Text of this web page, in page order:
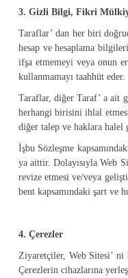
3. Gizli Bilgi, Fikri
Taraflar’ dan her biri
hesap ve hesaplama
ifşa etmemeyi veya onun
kullanmamayı taahhüt eder.
Taraflar, diğer Taraf’ a ait
herhangi birisini ihlal
diğer talep ve haklara halel
İşbu Sözleşme
ya aittir. Dolayısıyla Web
revize etmesi ve/veya
bent kapsamındaki şart ve
4. Çerezler
Ziyaretçiler, Web Sitesi’ ni
Çerezlerin cihazlarına